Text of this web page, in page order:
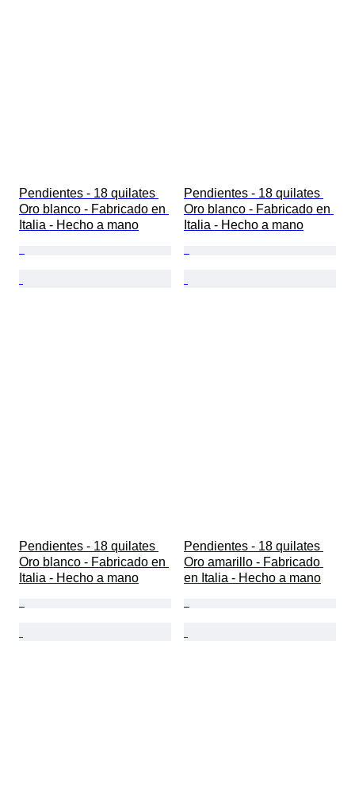
Pendientes - 18 quilates
Oro blanco - Fabricado en
Italia - Hecho a mano
Pendientes - 18 quilates
Oro blanco - Fabricado en
Italia - Hecho a mano
Pendientes - 18 quilates
Oro blanco - Fabricado en
Italia - Hecho a mano
Pendientes - 18 quilates
Oro amarillo - Fabricado
en Italia - Hecho a mano